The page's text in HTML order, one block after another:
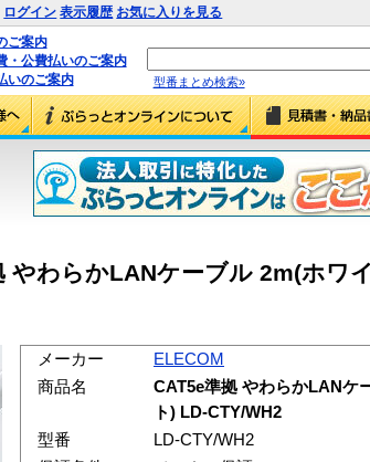
ログイン 表示履歴 お気に入りを見る
ご案内
・公費払いのご案内
いのご案内
型番まとめ検索»
やわらかLANケーブル 2m(ホワ
メーカー
ELECOM
商品名
CAT5e準拠 やわらかLANケ
ト) LD-CTY/WH2
型番
LD-CTY/WH2